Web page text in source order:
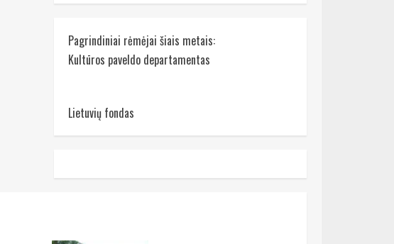
Pagrindiniai rėmėjai šiais metais:
Kultūros paveldo departamentas
Lietuvių fondas